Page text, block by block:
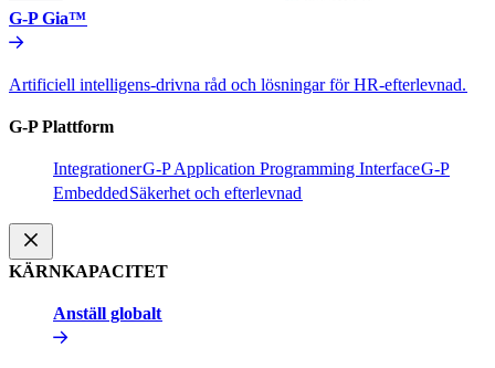
G-P Gia™​​
Artificiell intelligens-drivna råd och lösningar för HR-efterlevnad.​​
G-P Plattform​​
Integrationer​​G-P Application Programming Interface​​G-P
Embedded​​Säkerhet och efterlevnad​​
KÄRNKAPACITET​​
Anställ globalt​​